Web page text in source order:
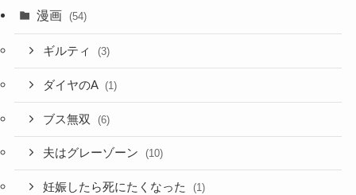
漫画 (54)
ギルティ (3)
ダイヤのA (1)
ブス無双 (6)
夫はグレーゾーン (10)
妊娠したら死にたくなった (1)